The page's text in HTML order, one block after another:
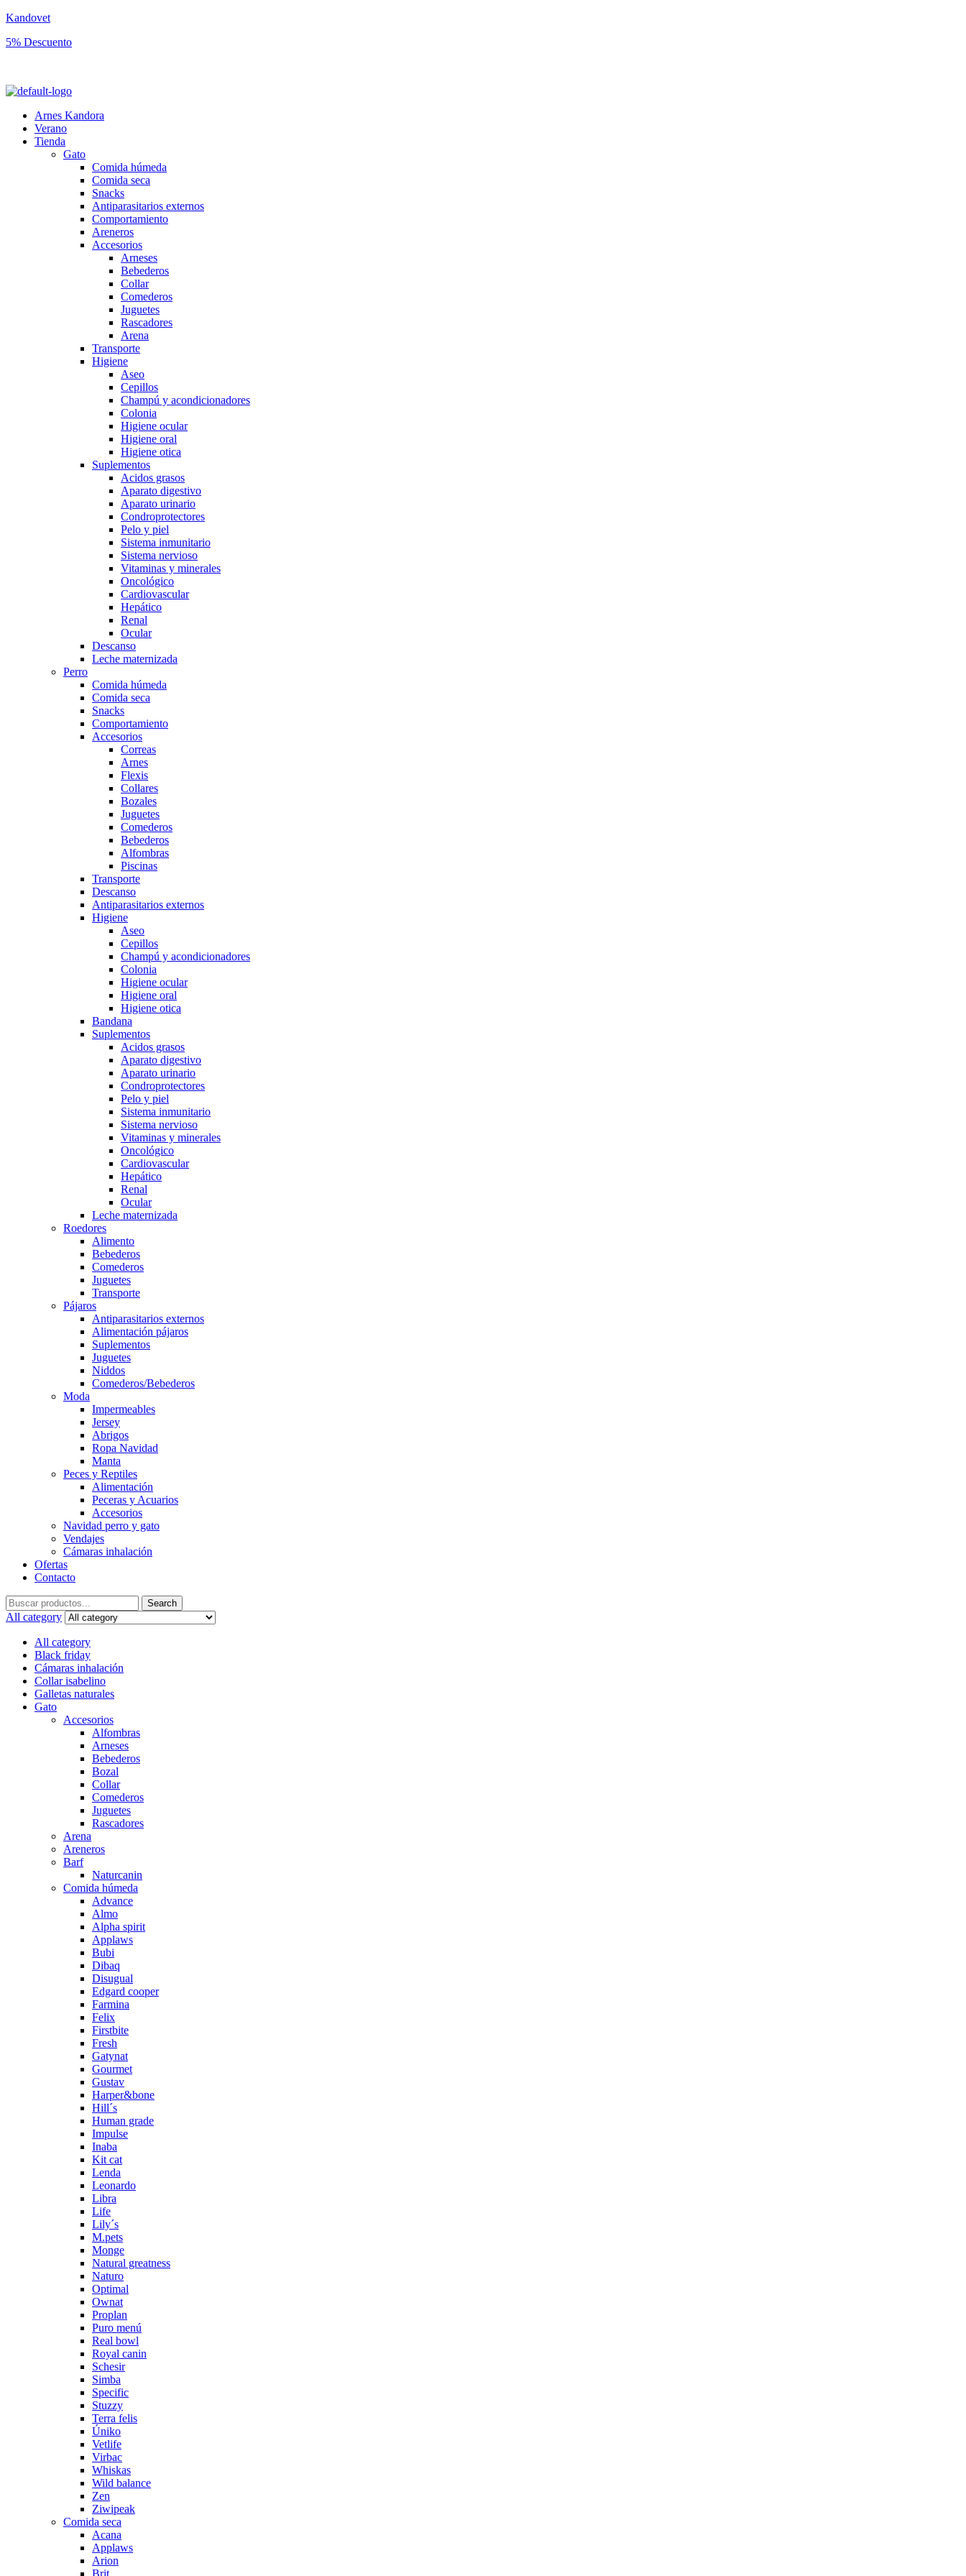
Kandovet
5% Descuento
Arnes Kandora
Verano
Tienda
Gato
Comida húmeda
Comida seca
Snacks
Antiparasitarios externos
Comportamiento
Areneros
Accesorios
Arneses
Bebederos
Collar
Comederos
Juguetes
Rascadores
Arena
Transporte
Higiene
Aseo
Cepillos
Champú y acondicionadores
Colonia
Higiene ocular
Higiene oral
Higiene otica
Suplementos
Acidos grasos
Aparato digestivo
Aparato urinario
Condroprotectores
Pelo y piel
Sistema inmunitario
Sistema nervioso
Vitaminas y minerales
Oncológico
Cardiovascular
Hepático
Renal
Ocular
Descanso
Leche maternizada
Perro
Comida húmeda
Comida seca
Snacks
Comportamiento
Accesorios
Correas
Arnes
Flexis
Collares
Bozales
Juguetes
Comederos
Bebederos
Alfombras
Piscinas
Transporte
Descanso
Antiparasitarios externos
Higiene
Aseo
Cepillos
Champú y acondicionadores
Colonia
Higiene ocular
Higiene oral
Higiene otica
Bandana
Suplementos
Acidos grasos
Aparato digestivo
Aparato urinario
Condroprotectores
Pelo y piel
Sistema inmunitario
Sistema nervioso
Vitaminas y minerales
Oncológico
Cardiovascular
Hepático
Renal
Ocular
Leche maternizada
Roedores
Alimento
Bebederos
Comederos
Juguetes
Transporte
Pájaros
Antiparasitarios externos
Alimentación pájaros
Suplementos
Juguetes
Niddos
Comederos/Bebederos
Moda
Impermeables
Jersey
Abrigos
Ropa Navidad
Manta
Peces y Reptiles
Alimentación
Peceras y Acuarios
Accesorios
Navidad perro y gato
Vendajes
Cámaras inhalación
Ofertas
Contacto
Search
for:
Search
All category
All category
Black friday
Cámaras inhalación
Collar isabelino
Galletas naturales
Gato
Accesorios
Alfombras
Arneses
Bebederos
Bozal
Collar
Comederos
Juguetes
Rascadores
Arena
Areneros
Barf
Naturcanin
Comida húmeda
Advance
Almo
Alpha spirit
Applaws
Bubi
Dibaq
Disugual
Edgard cooper
Farmina
Felix
Firstbite
Fresh
Gatynat
Gourmet
Gustav
Harper&bone
Hill´s
Human grade
Impulse
Inaba
Kit cat
Lenda
Leonardo
Libra
Life
Lily´s
M.pets
Monge
Natural greatness
Naturo
Optimal
Ownat
Proplan
Puro menú
Real bowl
Royal canin
Schesir
Simba
Specific
Stuzzy
Terra felis
Úniko
Vetlife
Virbac
Whiskas
Wild balance
Zen
Ziwipeak
Comida seca
Acana
Applaws
Arion
Brit